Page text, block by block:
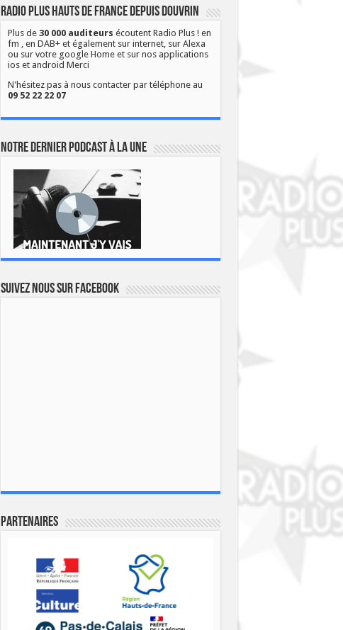
Radio Plus Hauts de France depuis Douvrin
Plus de 30 000 auditeurs écoutent Radio Plus ! en
fm , en DAB+ et également sur internet, sur Alexa
ou sur votre google Home et sur nos applications
ios et android Merci
N'hésitez pas à nous contacter par téléphone au
09 52 22 22 07
Notre dernier podcast à la une
Suivez nous sur Facebook
Partenaires